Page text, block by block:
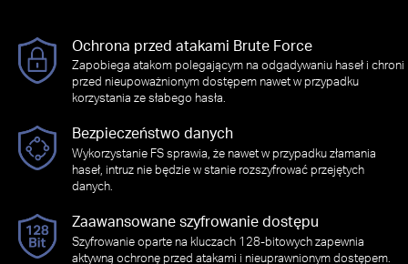
Ochrona przed atakami Brute Force
Zapobiega atakom polegającym na odgadywaniu haseł i chroni
przed nieupoważnionym dostępem nawet w przypadku
korzystania ze słabego hasła.
Bezpieczeństwo danych
Wykorzystanie FS sprawia, że nawet w przypadku złamania
haseł, intruz nie będzie w stanie rozszyfrować przejętych
danych.
Zaawansowane szyfrowanie dostępu
Szyfrowanie oparte na kluczach 128-bitowych zapewnia
aktywną ochronę przed atakami i nieuprawnionym dostępem.